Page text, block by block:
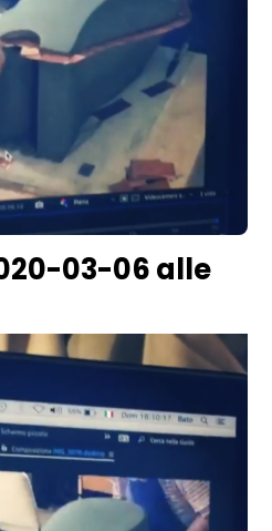
03-06 alle